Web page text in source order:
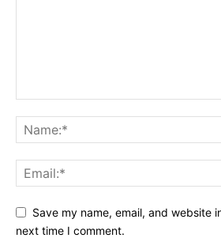
Save my name, email, and website
next time I comment.